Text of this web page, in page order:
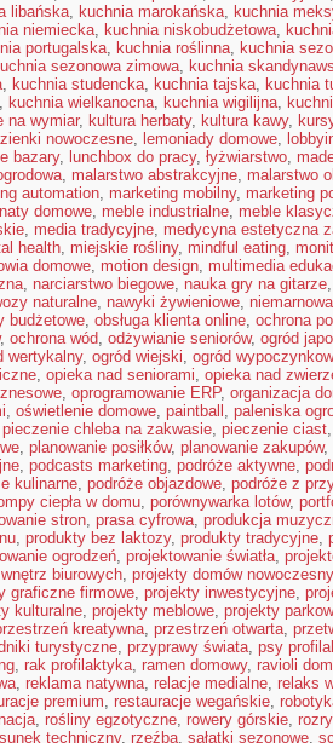
libańska, kuchnia marokańska, kuchnia
niemiecka, kuchnia niskobudżetowa,
portugalska, kuchnia roślinna, kuchnia
sezonowa zimowa, kuchnia
, kuchnia studencka, kuchnia tajska, kuchnia
, kuchnia wielkanocna, kuchnia wigilijna,
na wymiar, kultura herbaty, kultura kawy,
nowoczesne, lemoniady domowe,
bazary, lunchbox do pracy, łyżwiarstwo,
, malarstwo abstrakcyjne, malarstwo
automation, marketing mobilny, marketing
domowe, meble industrialne, meble
, media tradycyjne, medycyna estetyczna
health, miejskie rośliny, mindful eating,
domowe, motion design, multimedia
, narciarstwo biegowe, nauka gry na gitarze
naturalne, nawyki żywieniowe,
budżetowe, obsługa klienta online, ochrona
, ochrona wód, odżywianie seniorów, ogród
wertykalny, ogród wiejski, ogród
, opieka nad seniorami, opieka nad
, oprogramowanie ERP, organizacja
, oświetlenie domowe, paintball , paleniska
pieczenie chleba na zakwasie, pieczenie ciast
, planowanie posiłków, planowanie zakupów,
, podcasts marketing, podróże aktywne,
kulinarne, podróże objazdowe, podróże z
ciepła w domu, porównywarka lotów,
stron, prasa cyfrowa, produkcja
, produkty bez laktozy, produkty tradycyjne,
ogrodzeń, projektowanie światła,
biurowych, projekty domów
graficzne firmowe, projekty inwestycyjne,
kulturalne, projekty meblowe, projekty
kreatywna, przestrzeń otwarta,
turystyczne, przyprawy świata, psy
, rak profilaktyka, ramen domowy, ravioli
, reklama natywna, relacje medialne, relaks
premium, restauracje wegańskie,
, rośliny egzotyczne, rowery górskie,
techniczny, rzeźba, sałatki sezonowe,